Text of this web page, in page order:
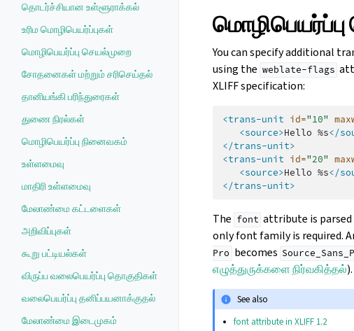
தொடர்ச்சியான உள்ளூராக்கல்
உரிம மொழிபெயர்ப்புகள்
மொழிபெயர்ப்பு செயல்முறை
சோதனைகள் மற்றும் சரிசெய்தல்
தானியங்கி பரிந்துரைகள்
துணை நிரல்கள்
மொழிபெயர்ப்பு நினைவகம்
உள்ளமைவு
மாதிரி உள்ளமைவு
மேலாண்மை கட்டளைகள்
அறிவிப்புகள்
கூறு பட்டியல்கள்
விருப்ப வலைபெயர்ப்பு தொகுதிகள்
வலைபெயர்ப்பு தனிப்பயனாக்குதல்
மேலாண்மை இடைமுகம்
மொழிபெயர்ப்பு
You can specify additional
using the weblate-flags
XLIFF specification:
<trans-unit id="10"
<source>Hello %s</
</trans-unit>
<trans-unit id="20"
<source>Hello %s</
</trans-unit>
The font attribute is
only font family is required.
Pro becomes
எழுத்துருக்களை நிர்வகித்தல்).
See also
font attribute in XLIFF 1.2